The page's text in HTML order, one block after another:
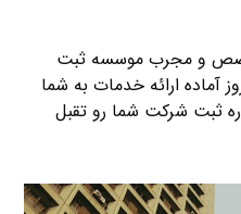
و مجرب موسسه ثبت
آماده ارائه خدمات به شما
ثبت شرکت شما رو تقبل